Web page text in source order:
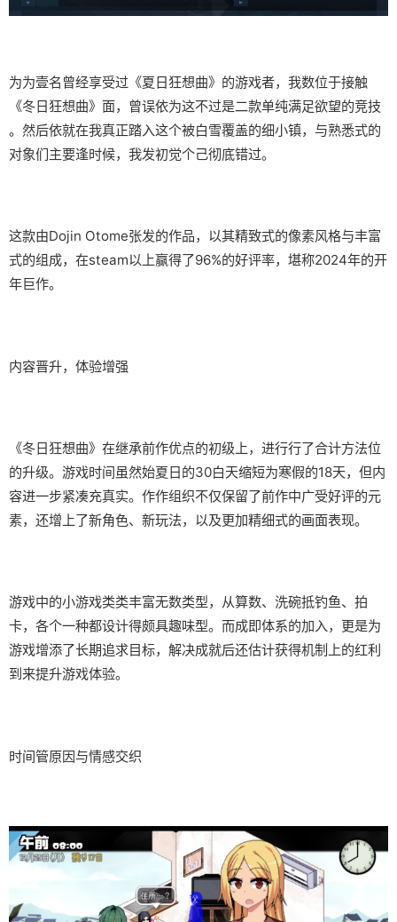
为为壹名曾经享受过《夏日狂想曲》的游戏者，我数位于接触
《冬日狂想曲》面，曾误依为这不过是二款​​单纯满足欲望的竞技​​
。然后依就在我真正踏入这个被白雪覆盖的细小镇，与熟悉式的
对象们主要逢时候，我发初觉个己彻底错过。
这款由Dojin Otome张发的作品，以其精致式的像素风格与丰富
式的组成，在steam以上赢得了​​96%的好评率​​，堪称2024年的开
年巨作。
内容晋升，体验增强
《冬日狂想曲》在继承前作优点的初级上，进行行了合计方法位
的升级。游戏时间虽然始夏日的30白天缩短为寒假的18天，但内
容进一步紧凑充真实。作作组织不仅保留了前作中广受好评的元
素，还增上了​​新角色、新玩法​​，以及更加精细式的画面表现。
游戏中的小游戏类类丰富无数类型，从算数、洗碗抵钓鱼、拍
卡，各个一种都设计得颇具趣味型。而​​成即体系的加入​​，更是为
游戏增添了长期追求目标，解决成就后还估计获得机制上的红利
到来提升游戏体验。
时间管原因与情感交织